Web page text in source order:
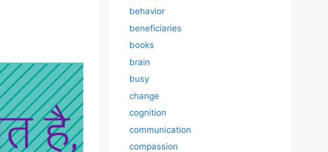
behavior
beneficiaries
books
brain
busy
change
cognition
communication
compassion